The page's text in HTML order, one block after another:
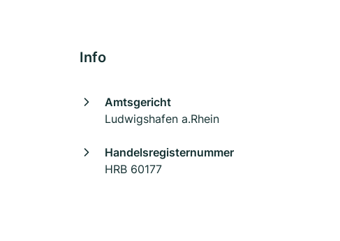
Info
Amtsgericht
Ludwigshafen a.Rhein
Handelsregisternummer
HRB 60177